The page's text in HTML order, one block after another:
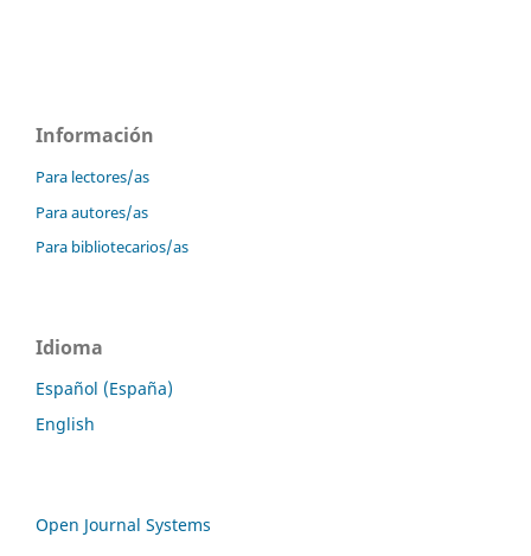
Información
Para lectores/as
Para autores/as
Para bibliotecarios/as
Idioma
Español (España)
English
Open Journal Systems